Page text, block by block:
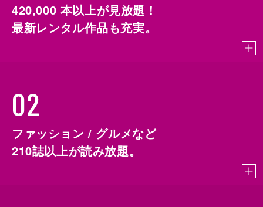
420,000 本以上が見放題！
最新レンタル作品も充実。
02
ファッション / グルメなど
210誌以上が読み放題。